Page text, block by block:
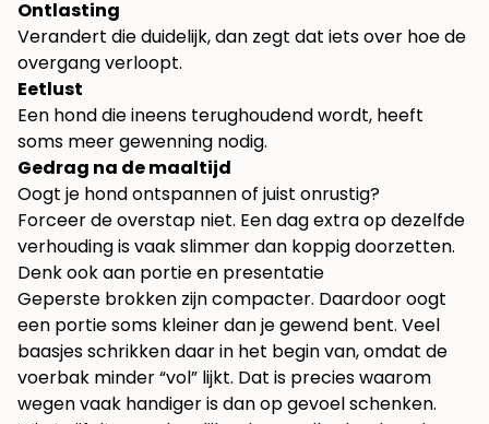
Ontlasting
Verandert die duidelijk, dan zegt dat iets over hoe de
overgang verloopt.
Eetlust
Een hond die ineens terughoudend wordt, heeft
soms meer gewenning nodig.
Gedrag na de maaltijd
Oogt je hond ontspannen of juist onrustig?
Forceer de overstap niet. Een dag extra op dezelfde
verhouding is vaak slimmer dan koppig doorzetten.
Denk ook aan portie en presentatie
Geperste brokken zijn compacter. Daardoor oogt
een portie soms kleiner dan je gewend bent. Veel
baasjes schrikken daar in het begin van, omdat de
voerbak minder “vol” lijkt. Dat is precies waarom
wegen vaak handiger is dan op gevoel schenken.